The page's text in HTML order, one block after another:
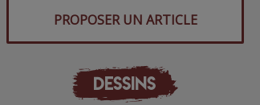
PROPOSER UN ARTICLE
DESSINS